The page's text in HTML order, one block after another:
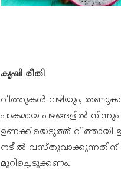
കൃഷി രീതി
വിത്തുകൾ വഴിയും, തണ്ടുകൾ
പാകമായ പഴങ്ങളിൽ നിന്നും
ഉണക്കിയെടുത്ത് വിത്തായി
നടീൽ വസ്തുവാക്കുന്നതിന്
മുറിച്ചെടുക്കണം.